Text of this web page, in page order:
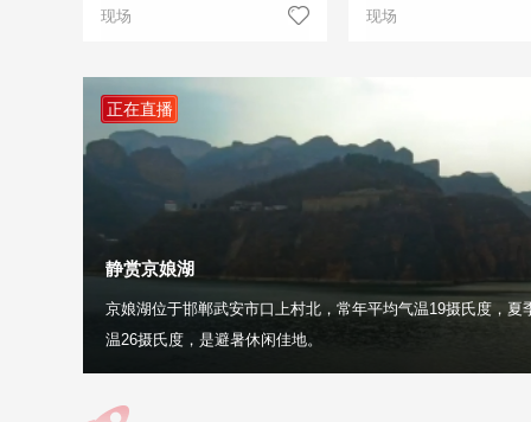
现场 现场
正在直播
静赏京娘湖
京娘湖位于邯郸武安市口上村北，常年平均气温19摄氏度，夏
温26摄氏度，是避暑休闲佳地。